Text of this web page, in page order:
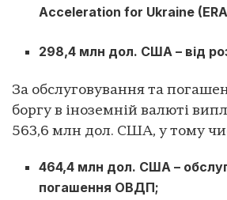
Acceleration for Ukraine
298,4 млн дол. США – від
За обслуговування та
боргу в іноземній валюті
563,6 млн дол. США, у тому
464,4 млн дол. США –
погашення ОВДП;